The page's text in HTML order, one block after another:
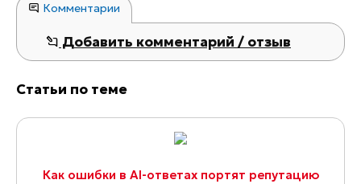
Комментарии
Добавить комментарий / отзыв
Статьи по теме
Как ошибки в AI-ответах портят репутацию